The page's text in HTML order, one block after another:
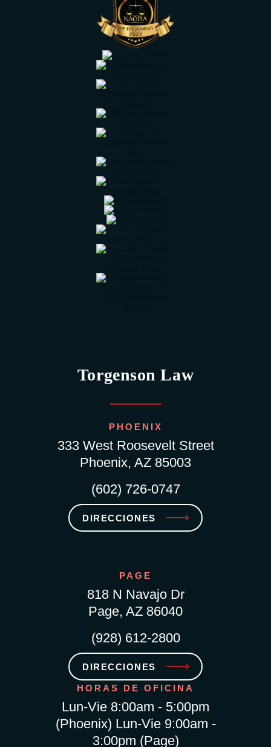
Torgenson Law
PHOENIX
333 West Roosevelt Street
Phoenix, AZ 85003
(602) 726-0747
DIRECCIONES
PAGE
818 N Navajo Dr
Page, AZ 86040
(928) 612-2800
DIRECCIONES
HORAS DE OFICINA
Lun-Vie 8:00am - 5:00pm
(Phoenix) Lun-Vie 9:00am -
3:00pm (Page)